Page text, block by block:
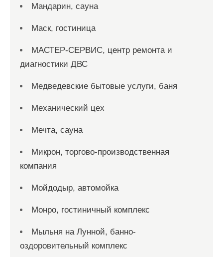
Мандарин, сауна
Маск, гостиница
МАСТЕР-СЕРВИС, центр ремонта и
диагностики ДВС
Медведевские бытовые услуги, баня
Механический цех
Мечта, сауна
Микрон, торгово-производственная
компания
Мойдодыр, автомойка
Монро, гостиничный комплекс
Мыльня на Лунной, банно-
оздоровительный комплекс